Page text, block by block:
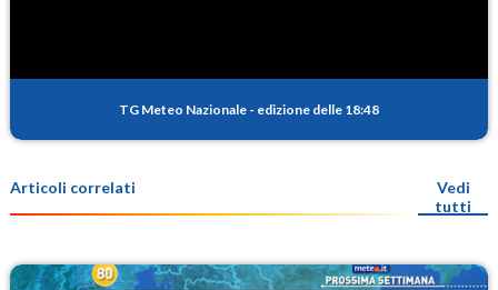
TG Meteo Nazionale - edizione delle 18:48
Articoli correlati
Vedi
tutti